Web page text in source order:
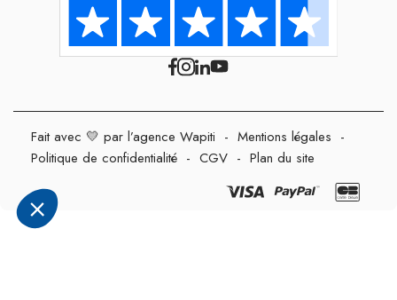
Fait avec 💛 par l’agence Wapiti - Mentions légales -
Politique de confidentialité - CGV - Plan du site